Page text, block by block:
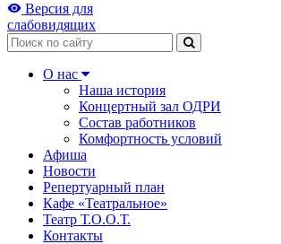
Версия для
слабовидящих
Поиск
О нас
Наша история
Концертный зал ОДРИ
Состав работников
Комфортность условий
Афиша
Новости
Репертуарный план
Кафе «Театральное»
Театр Т.О.О.Т.
Контакты